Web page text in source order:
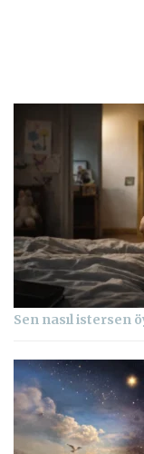
Sen nasıl istersen